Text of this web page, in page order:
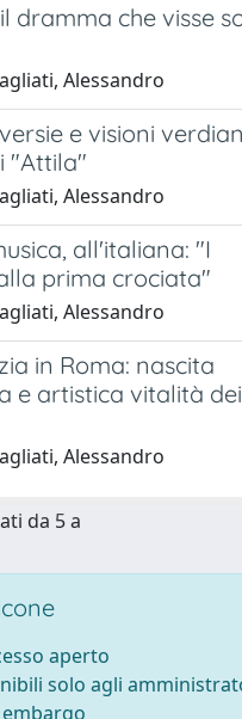
dramma che visse
Alessandro
e visioni
"Attila"
Alessandro
all'italiana: "I
prima crociata"
Alessandro
in Roma: nascita
e artistica vitalità
Alessandro
da 5 a
aperto
solo agli